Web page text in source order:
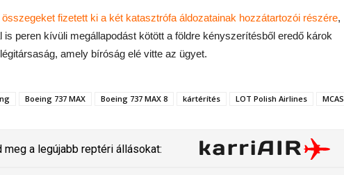
összegeket fizetett ki a két katasztrófa áldozatainak hozzátartozói részére,
is peren kívüli megállapodást kötött a földre kényszerítésből eredő károk
amely bíróság elé vitte az ügyet.
Boeing 737 MAX Boeing 737 MAX 8 kártérítés LOT Polish Airlines MCAS
meg a legújabb reptéri állásokat: